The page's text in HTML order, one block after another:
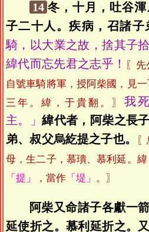
14 冬，十月，吐谷
子二十人。疾病，召諸子
騎，以大業之故，捨其子
緯代而忘先君之志乎！
〖
自號車騎將軍，授阿柴國，見
三年。緯，于貴翻。〗 我
主。」緯代者，阿柴之長
弟、叔父烏紇提之子也。
母，生二子，慕璝、慕利延。緯
「提」
，當作 「堤」 。〗
阿柴又命諸子各獻一
延使折之。慕利延折之。